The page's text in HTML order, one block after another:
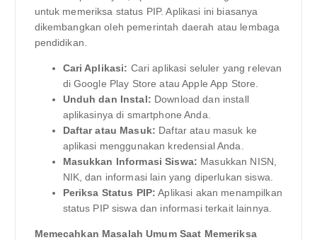
untuk memeriksa status PIP. Aplikasi ini biasanya
dikembangkan oleh pemerintah daerah atau lembaga
pendidikan.
Cari Aplikasi: Cari aplikasi seluler yang relevan
di Google Play Store atau Apple App Store.
Unduh dan Instal: Download dan install
aplikasinya di smartphone Anda.
Daftar atau Masuk: Daftar atau masuk ke
aplikasi menggunakan kredensial Anda.
Masukkan Informasi Siswa: Masukkan NISN,
NIK, dan informasi lain yang diperlukan siswa.
Periksa Status PIP: Aplikasi akan menampilkan
status PIP siswa dan informasi terkait lainnya.
Memecahkan Masalah Umum Saat Memeriksa